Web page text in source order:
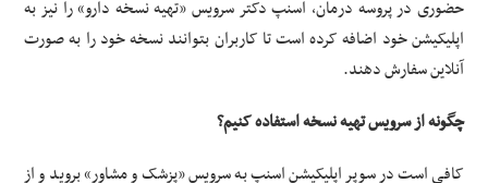
حضوری در پروسه درمان، اسنپ دکتر سرویس «تهیه نسخه دارو» را نیز به
اپلیکیشن خود اضافه کرده است تا کاربران بتوانند نسخه خود را به صورت
آنلاین سفارش دهند.
چگونه از سرویس تهیه نسخه استفاده کنیم؟
کافی است در سوپر اپلیکیشن اسنپ به سرویس «پزشک و مشاور» بروید و از